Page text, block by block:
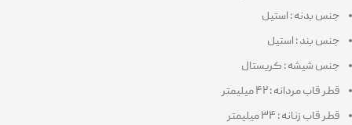
جنس بدنه : استیل
جنس بند : استیل
جنس شیشه : کریستال
قطر قاب مردانه : ۴۲ میلیمتر
قطر قاب زنانه : ۳۴ میلیمتر